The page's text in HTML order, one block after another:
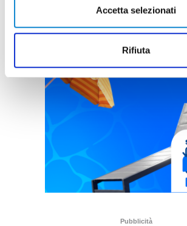
Accetta selezionati
Rifiuta
Pubblicità